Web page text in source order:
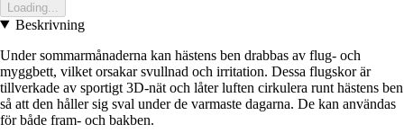
Loading...
Beskrivning
Under sommarmånaderna kan hästens ben drabbas av flug- och
myggbett, vilket orsakar svullnad och irritation. Dessa flugskor är
tillverkade av sportigt 3D-nät och låter luften cirkulera runt hästens ben
så att den håller sig sval under de varmaste dagarna. De kan användas
för både fram- och bakben.